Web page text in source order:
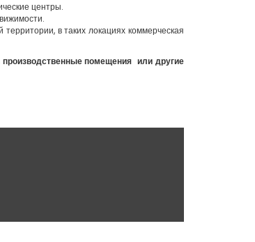
центры.
в таких локациях коммерческая
помещения или другие